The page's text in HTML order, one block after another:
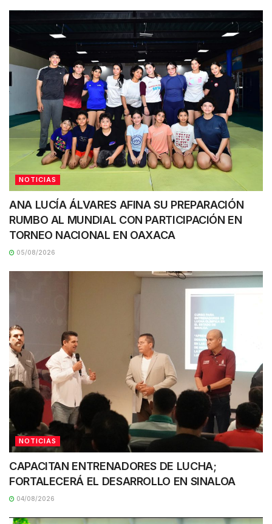
NOTICIAS
ANA LUCÍA ÁLVARES AFINA SU PREPARACIÓN
RUMBO AL MUNDIAL CON PARTICIPACIÓN EN
TORNEO NACIONAL EN OAXACA
05/08/2026
NOTICIAS
CAPACITAN ENTRENADORES DE LUCHA;
FORTALECERÁ EL DESARROLLO EN SINALOA
04/08/2026